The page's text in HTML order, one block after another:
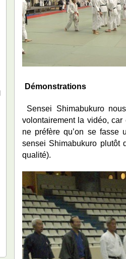
Démonstrations
Sensei Shimabukuro
volontairement la vidéo, car
ne préfère qu’on se
sensei Shimabukuro plutôt
qualité).